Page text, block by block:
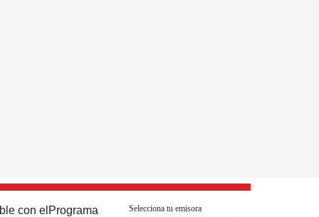
con el Programa Selecciona tu emisora